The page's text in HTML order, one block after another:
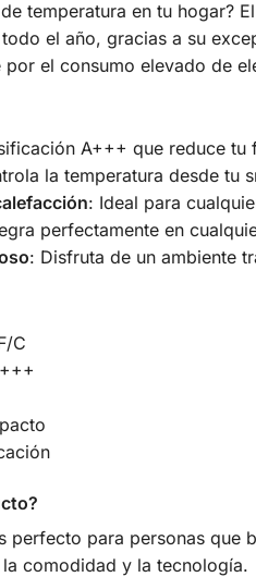
temperatura en tu hogar?
el año, gracias a su
el consumo elevado de
A+++ que reduce tu
la temperatura desde tu
: Ideal para
perfectamente en
: Disfruta de un ambiente
C
perfecto para personas que
comodidad y la tecnología.